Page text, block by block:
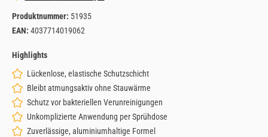
Produktnummer: 51935
EAN: 4037714019062
Highlights
Lückenlose, elastische Schutzschicht
Bleibt atmungsaktiv ohne Stauwärme
Schutz vor bakteriellen Verunreinigungen
Unkomplizierte Anwendung per Sprühdose
Zuverlässige, aluminiumhaltige Formel